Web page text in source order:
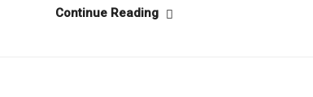
Continue Reading